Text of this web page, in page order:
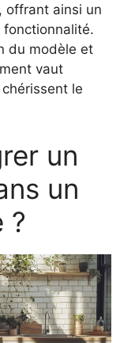
offrant ainsi un
du modèle et
vaut
le
un
un
?